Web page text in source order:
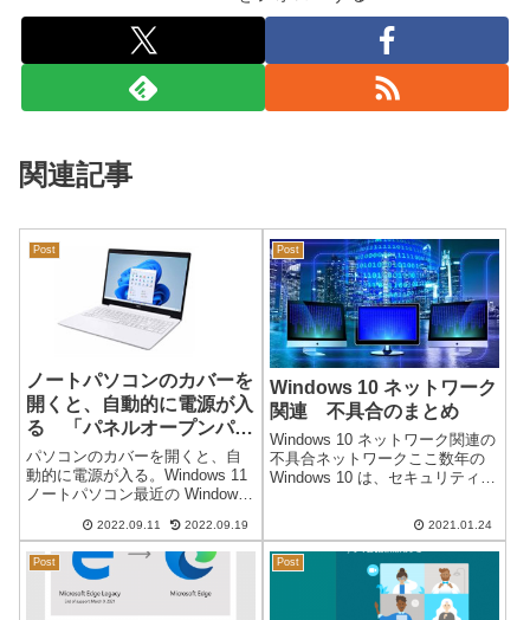
関連記事
Post
ノートパソコンのカバーを
開くと、自動的に電源が入
る 「パネルオープンパワ
ーオン」
パソコンのカバーを開くと、自
動的に電源が入る。Windows 11
ノートパソコン最近の Windows
るノートパソコンでは、初期設
定の状態でパソコンのカバーを
開くと、自動的に電源が入るよ
うになっているパソ...
2022.09.11 2022.09.19
Post
Windows 10 ネットワーク
関連 不具合のまとめ
Windows 10 ネットワーク関連の
不具合ネットワークここ数年の
Windows 10 は、セキュリティー
ークの不具合が多くなっていま
す。Windows 7 や Windows 10
初期までは、正常に動作し...
2021.01.24
Post Post